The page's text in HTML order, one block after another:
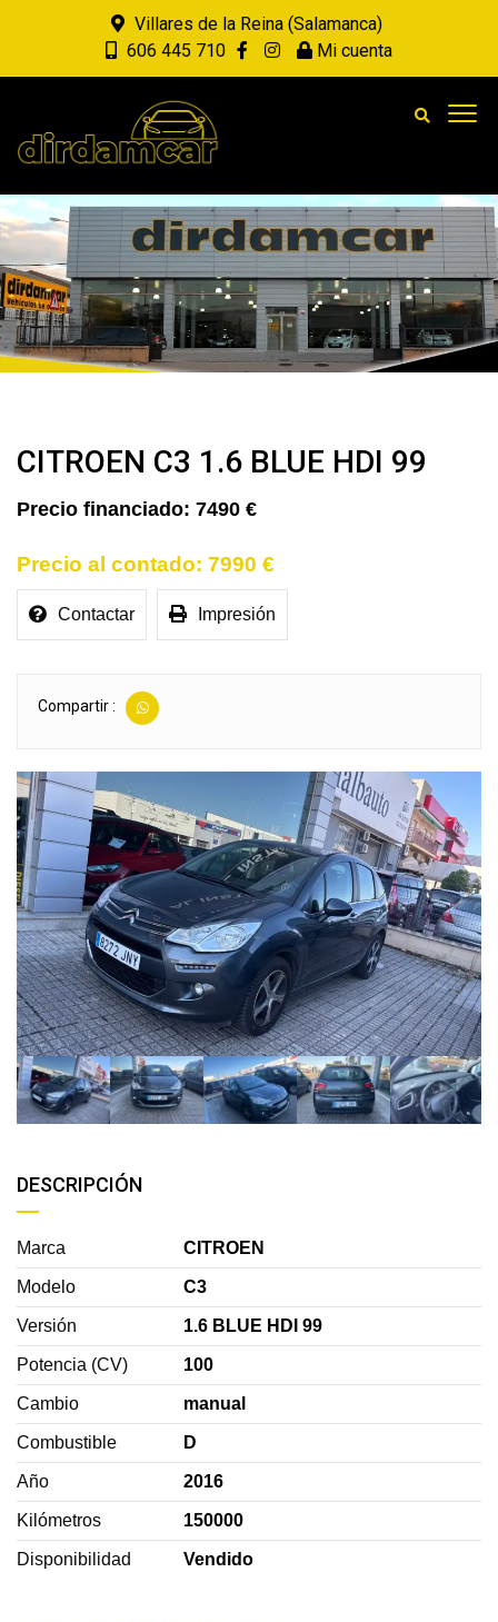
Villares de la Reina (Salamanca)
606 445 710
Mi cuenta
CITROEN C3 1.6 BLUE HDI 99
7490 €
7990 €
Contactar Impresión
Compartir :
DESCRIPCIÓN
Marca CITROEN
Modelo C3
Versión 1.6 BLUE HDI 99
Potencia (CV) 100
Cambio manual
Combustible D
Año 2016
Kilómetros 150000
Disponibilidad Vendido